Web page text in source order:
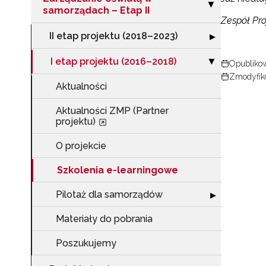
samorządach – Etap II
Zwiń sekcję
▶
II etap projektu (2018–2023) Rozwiń sekcję
▶
I etap projektu (2016–2018) Zwiń sekcję "I
▶
Aktualności
Aktualności ZMP (Partner
projektu)
O projekcie
Szkolenia e-learningowe
Pilotaż dla samorządów Rozwiń sekcję
▶
Materiały do pobrania
Poszukujemy
Zespół